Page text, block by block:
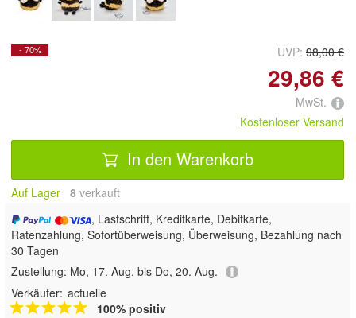
- 70% UVP: 98,00 €
29,86 €
MwSt.
Kostenloser Versand
In den Warenkorb
Auf Lager 8 verkauft
, Lastschrift, Kreditkarte, Debitkarte,
Ratenzahlung, Sofortüberweisung, Überweisung, Bezahlung nach
30 Tagen
Zustellung: Mo, 17. Aug. bis Do, 20. Aug.
Verkäufer: actuelle
100% positiv